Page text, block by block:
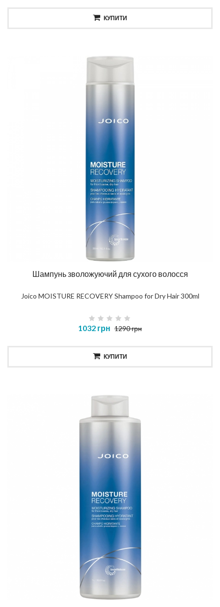
КУПИТИ
Шампунь зволожуючий для сухого волосся
Joico MOISTURE RECOVERY Shampoo for Dry Hair 300ml
1032 грн 1290 грн
КУПИТИ